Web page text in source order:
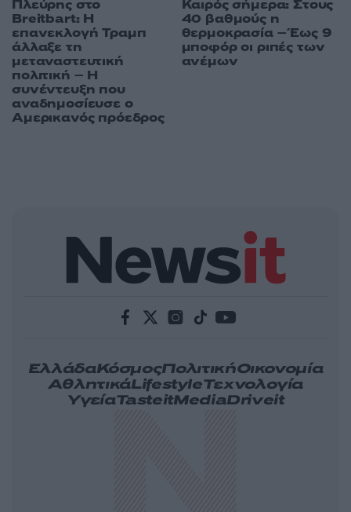
Πλεύρης στο
Breitbart: Η
επανεκλογή Τραμπ
άλλαξε τη
μεταναστευτική
πολιτική – Η
συνέντευξη που
αναδημοσίευσε ο
Αμερικανός πρόεδρος
Καιρός σήμερα: Στους
40 βαθμούς η
θερμοκρασία – Έως 9
μποφόρ οι ριπές των
ανέμων
ΕλλάδαΚόσμοςΠολιτικήΟικονομία
ΑθλητικάLifestyleΤεχνολογία
ΥγείαTasteitMediaDriveit